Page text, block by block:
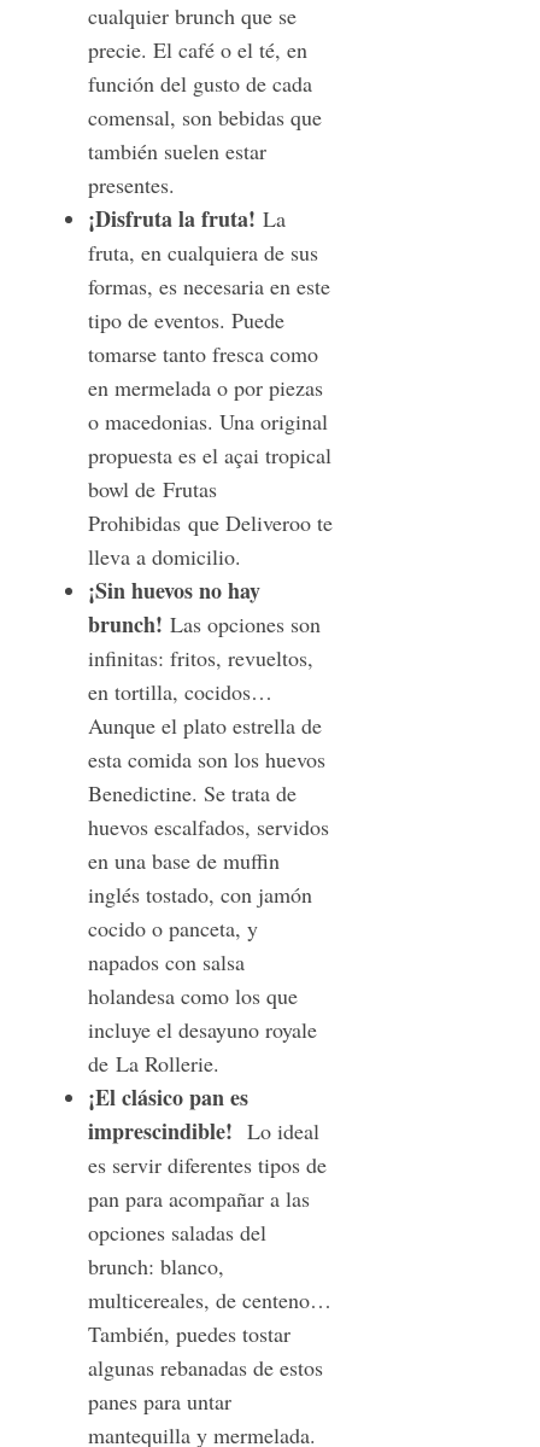
cualquier brunch que se
precie. El café o el té, en
función del gusto de cada
comensal, son bebidas que
también suelen estar
presentes.
¡Disfruta la fruta! La
fruta, en cualquiera de sus
formas, es necesaria en este
tipo de eventos. Puede
tomarse tanto fresca como
en mermelada o por piezas
o macedonias. Una original
propuesta es el açai tropical
bowl de Frutas
Prohibidas que Deliveroo te
lleva a domicilio.
¡Sin huevos no hay
brunch! Las opciones son
infinitas: fritos, revueltos,
en tortilla, cocidos…
Aunque el plato estrella de
esta comida son los huevos
Benedictine. Se trata de
huevos escalfados, servidos
en una base de muffin
inglés tostado, con jamón
cocido o panceta, y
napados con salsa
holandesa como los que
incluye el desayuno royale
de La Rollerie.
¡El clásico pan es
imprescindible! Lo ideal
es servir diferentes tipos de
pan para acompañar a las
opciones saladas del
brunch: blanco,
multicereales, de centeno…
También, puedes tostar
algunas rebanadas de estos
panes para untar
mantequilla y mermelada.
S
e
a
r
c
h
f
o
: